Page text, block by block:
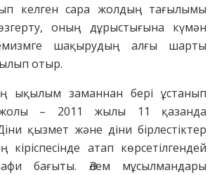
келген сара жолдың тағылымы
оның дұрыстығына күмән
шақырудың алғы шарты
отыр.
ықылым заманнан бері ұстанып
– 2011 жылы 11 қазанда
қызмет және діни бірлестіктер
атап көрсетілгендей
бағыты. Әлем мұсылмандары